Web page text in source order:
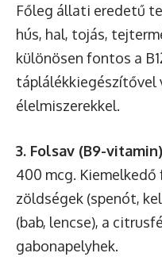
Főleg állati eredetű
hús, hal, tojás,
különösen fontos a
élelmiszerekkel.
3. Folsav (B9-
400 mcg.
zöldségek (spenót,
(bab, lencse), a
gabonapelyhek.